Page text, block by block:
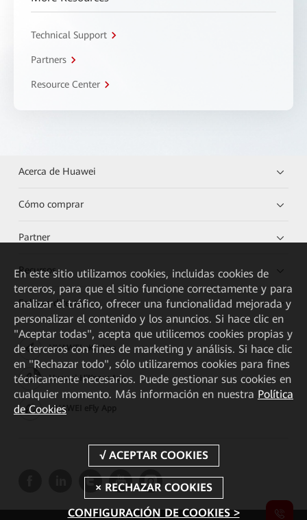
Technical Support
Partners
Resource Center
Acerca de Huawei
Cómo comprar
Partner
Recursos
Enlaces directos
HUAWEI eKit App
Huawei HiKnow App
HUAWEI eFly App
En este sitio utilizamos cookies, incluidas cookies de
terceros, para que el sitio funcione correctamente y para
analizar el tráfico, ofrecer una funcionalidad mejorada y
personalizar el contenido y los anuncios. Si hace clic en
"Aceptar todas", acepta que utilicemos cookies propias y
de terceros con fines de marketing y análisis. Si hace clic
en "Rechazar todo", sólo utilizaremos cookies para fines
técnicamente necesarios. Puede gestionar sus cookies en
cualquier momento. Más información en nuestra Política
de Cookies
CONFIGURACIÓN DE COOKIES >